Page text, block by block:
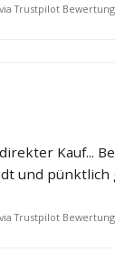
via Trustpilot
Kauf...
und pünktlich
via Trustpilot